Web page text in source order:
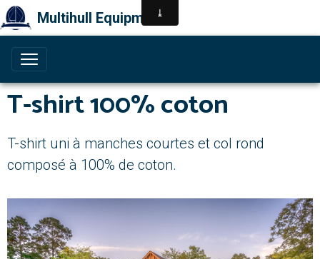
Multihull Equipment
T-shirt 100% coton
T-shirt uni à manches courtes et col rond
composé à 100% de coton.